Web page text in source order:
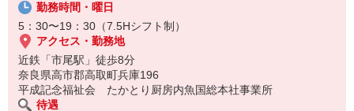
勤務時間・曜日
5：30〜19：30（7.5Hシフト制）
アクセス・勤務地
近鉄「市尾駅」徒歩8分
奈良県高市郡高取町兵庫196
平成記念福祉会 たかとり厨房内魚国総本社事業所
待遇